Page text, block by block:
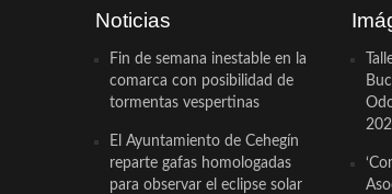
Noticias
Fin de semana inestable en la
comarca con posibilidad de
tormentas vespertinas
El Ayuntamiento de Cehegín
reparte gafas homologadas
para observar el eclipse solar